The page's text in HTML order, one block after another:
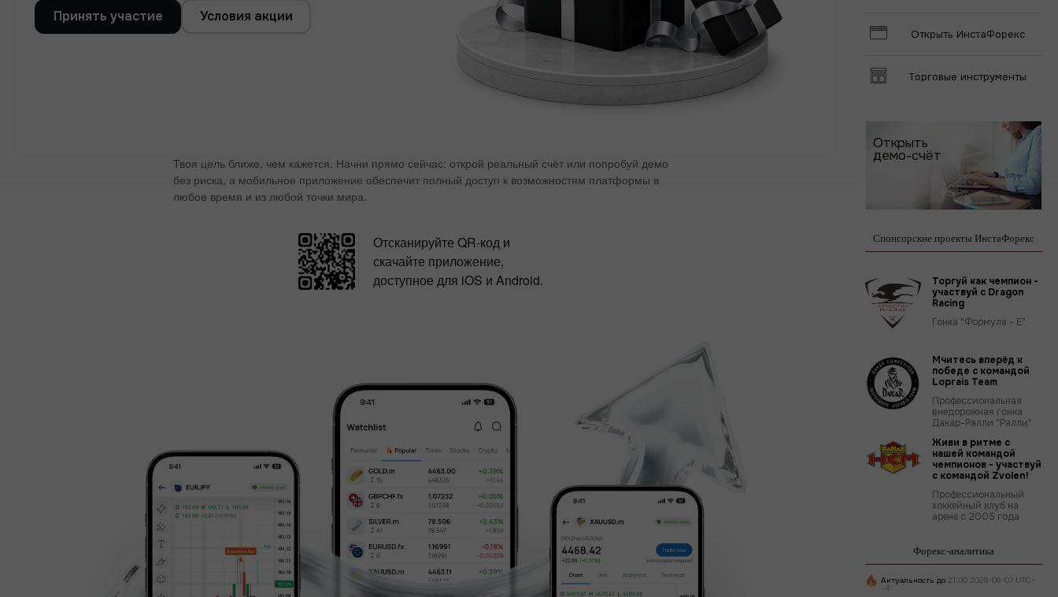
Принять участие
Условия акции
Твоя цель ближе, чем кажется. Начни прямо сейчас: открой реальный счёт или попробуй демо
без риска, а мобильное приложение обеспечит полный доступ к возможностям платформы в
любое время и из любой точки мира.
Отсканируйте QR-код и
скачайте приложение,
доступное для iOS и Android.
Открыть ИнстаФорекс
Торговые инструменты
Открыть
демо-счёт
Спонсорские проекты ИнстаФорекс
Торгуй как чемпион -
участвуй с Dragon
Racing
Гонка "Формула - Е"
Мчитесь вперёд к
победе с командой
Loprais Team
Профессиональная
внедорожная гонка
Дакар-Ралли "Ралли"
Живи в ритме с
нашей командой
чемпионов - участвуй
с командой Zvolen!
Профессиональный
хоккейный клуб на
арене с 2005 года
Форекс-аналитика
Актуальность до 21:00 2026-08-07 UTC-
-4